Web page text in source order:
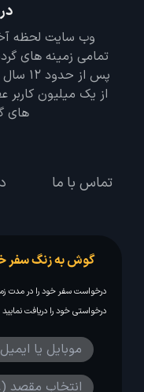
وب سایت لحظه
پس
از یک میلیون کاربر
های
تماس با ما
گوش به زنگ سفر
درخواست سفر خود را در مدت
درخواستی خود را دریافت نمایید